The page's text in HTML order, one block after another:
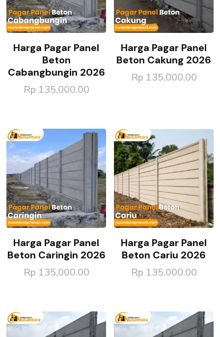
Harga Pagar Panel
Beton
Cabangbungin 2026
Rp 135,000.00
Harga Pagar Panel
Beton Cakung 2026
Rp 135,000.00
Harga Pagar Panel
Beton Caringin 2026
Rp 135,000.00
Harga Pagar Panel
Beton Cariu 2026
Rp 135,000.00